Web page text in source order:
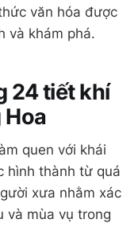
văn hóa được
và khám phá.
24 tiết khí
quen với khái
hình thành từ quá
xưa nhằm xác
và mùa vụ trong